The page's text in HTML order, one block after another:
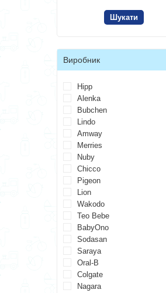
Виробник
Hipp
Alenka
Bubchen
Lindo
Amway
Merries
Nuby
Chicco
Pigeon
Lion
Wakodo
Teo Bebe
BabyOno
Sodasan
Saraya
Oral-B
Colgate
Nagara